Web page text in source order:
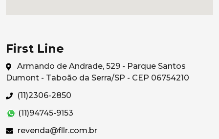
First Line
Armando de Andrade, 529 - Parque Santos
Dumont - Taboão da Serra/SP - CEP 06754210
(11)2306-2850
(11)94745-9153
revenda@fllr.com.br